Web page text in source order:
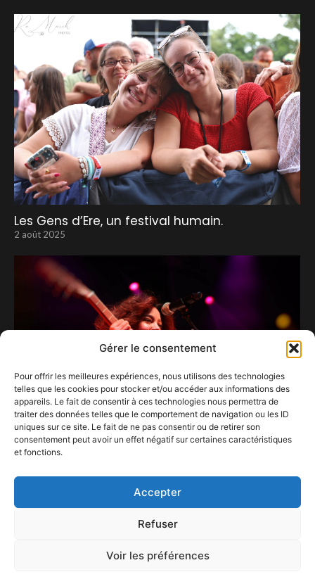
Gérer le consentement
Pour offrir les meilleures expériences, nous utilisons des technologies
telles que les cookies pour stocker et/ou accéder aux informations des
appareils. Le fait de consentir à ces technologies nous permettra de
traiter des données telles que le comportement de navigation ou les ID
uniques sur ce site. Le fait de ne pas consentir ou de retirer son
consentement peut avoir un effet négatif sur certaines caractéristiques
et fonctions.
Accepter
Refuser
Voir les préférences
Les Gens d’Ere, un festival humain.
2 août 2025
4 juin 2026